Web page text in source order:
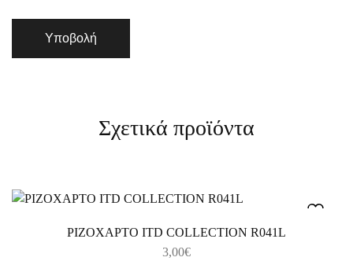
Σχετικά προϊόντα
ΡΙΖΟΧΑΡΤΟ ITD COLLECTION R041L
3,00€